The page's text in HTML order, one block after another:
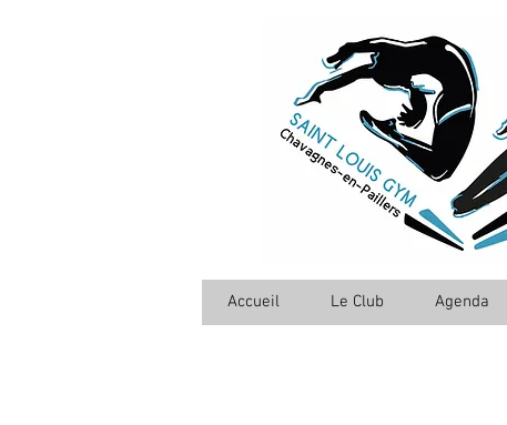
Accueil Le Club Agenda